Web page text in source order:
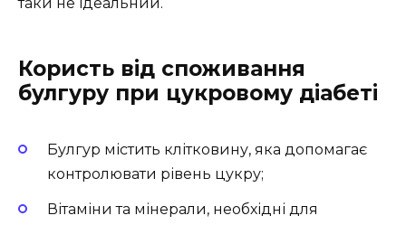
Користь від споживання
булгуру при цукровому діабеті
Булгур містить клітковину, яка допомагає
контролювати рівень цукру;
Вітаміни та мінерали, необхідні для